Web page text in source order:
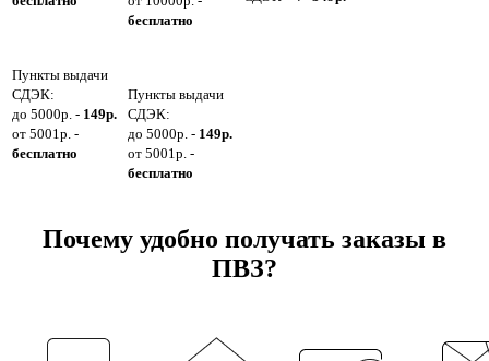
Пункты выдачи
СДЭК:
до 5000р. - 149р.
от 5001р. -
бесплатно
бесплатно
Пункты выдачи
СДЭК:
до 5000р. - 149р.
от 5001р. -
бесплатно
Почему удобно получать заказы в
ПВЗ?